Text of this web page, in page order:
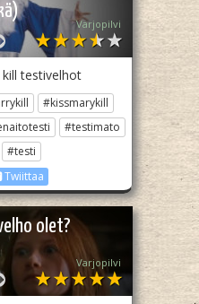
Varjopilvi
kill testivelhot
#kissmarykill
#testimato
#testi
Twiittaa
olet?
Varjopilvi